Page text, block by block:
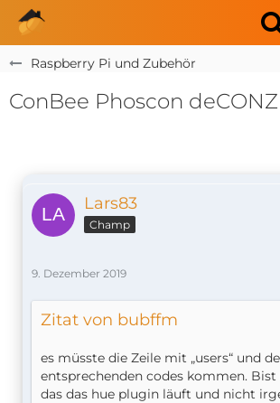
Raspberry Pi und Zubehör
ConBee Phoscon
Lars83
Champ
9. Dezember 2019
Zitat von bubffm
es müsste die Zeile mit „users“ und
entsprechenden codes kommen. Bist
das das hue plugin läuft und nicht